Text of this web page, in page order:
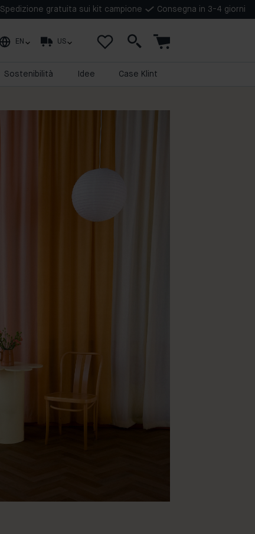
Spedizione gratuita sui kit campione Consegna in 3-4 giorni
EN US
Sostenibilità Idee Case Klint